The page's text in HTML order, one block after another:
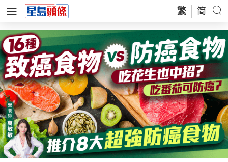
繁 简